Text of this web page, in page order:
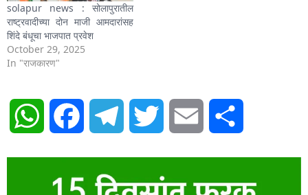
solapur news : सोलापुरातील
राष्ट्रवादीच्या दोन माजी आमदारांसह
शिंदे बंधूचा भाजपात प्रवेश
October 29, 2025
In "राजकारण"
WhatsAppFacebook Telegram Twitter Email